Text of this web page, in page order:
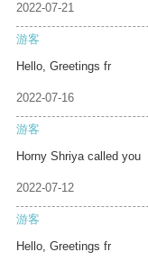
2022-07-21
游客
Hello, Greetings fr
2022-07-16
游客
Horny Shriya called you
2022-07-12
游客
Hello, Greetings fr